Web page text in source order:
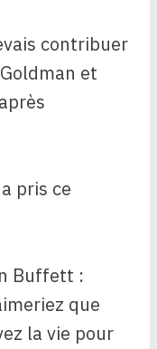
contribuer
et
pris ce
Buffett :
que
la vie pour